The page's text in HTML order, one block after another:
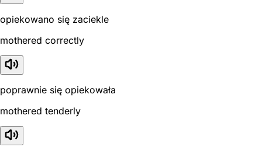
opiekowano się zaciekle
mothered correctly
poprawnie się opiekowała
mothered tenderly